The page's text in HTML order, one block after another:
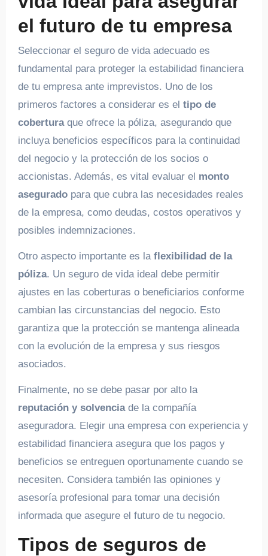
el futuro de tu empresa
Seleccionar el seguro de vida adecuado es
fundamental para proteger la estabilidad financiera
de tu empresa ante imprevistos. Uno de los
primeros factores a considerar es el tipo de
coberturaque ofrece la póliza, asegurando que
incluya beneficios específicos para la continuidad
del negocio y la protección de los socios o
accionistas. Además, es vital evaluar el monto
aseguradopara que cubra las necesidades reales
de la empresa, como deudas, costos operativos y
posibles indemnizaciones.
Otro aspecto importante es la flexibilidad de la
póliza. Un seguro de vida ideal debe permitir
ajustes en las coberturas o beneficiarios conforme
cambian las circunstancias del negocio. Esto
garantiza que la protección se mantenga alineada
con la evolución de la empresa y sus riesgos
asociados.
Finalmente, no se debe pasar por alto la
reputación y solvenciade la compañía
aseguradora. Elegir una empresa con experiencia y
estabilidad financiera asegura que los pagos y
beneficios se entreguen oportunamente cuando se
necesiten. Considera también las opiniones y
asesoría profesional para tomar una decisión
informada que asegure el futuro de tu negocio.
Tipos de seguros de